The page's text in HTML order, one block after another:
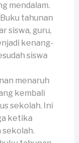
mendalam.
tahunan
siswa, guru,
kenang-
siswa
menaruh
kembali
sekolah. Ini
ketika
sekolah.